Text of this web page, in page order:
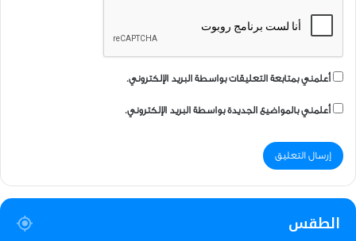
أعلمني بمتابعة التعليقات بواسطة البريد الإلكتروني.
أعلمني بالمواضيع الجديدة بواسطة البريد الإلكتروني.
الطقس